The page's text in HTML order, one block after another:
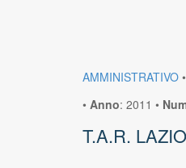
AMMINISTRATIVO •
• Anno: 2011 •
T.A.R.